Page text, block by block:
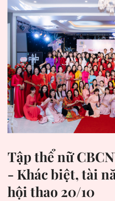
Tập thể nữ
- Khác biệt, tài
hội thao 20/10